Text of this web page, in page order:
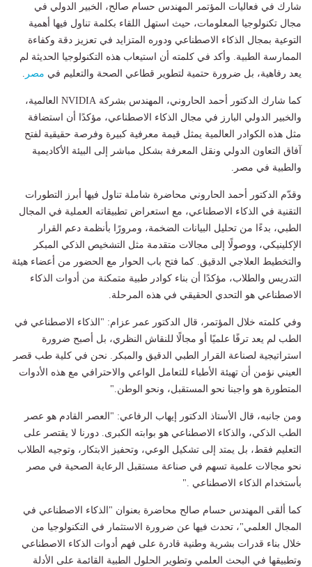
شارك في فعاليات المؤتمر المهندس حسام صالح، الخبير الدولي في
مجال تكنولوجيا المعلومات، حيث استهل اللقاء بكلمة تناول فيها أهمية
التوعية بمجال الذكاء الاصطناعي ودوره المتزايد في تعزيز دقة وكفاءة
الممارسة الطبية. وأكد في كلمته أن استيعاب هذه التكنولوجيا الحديثة لم
يعد رفاهية، بل ضرورة حتمية لتطوير قطاعي الصحة والتعليم في مصر .
كما شارك الدكتور أحمد الحاروني، المهندس بشركة NVIDIA العالمية،
والخبير الدولي البارز في مجال الذكاء الاصطناعي، مؤكدًا أن استضافة
مثل هذه الكوادر العالمية يمثل قيمة معرفية كبيرة وفرصة حقيقية لفتح
آفاق التعاون الدولي ونقل المعرفة بشكل مباشر إلى البيئة الأكاديمية
والطبية في مصر.
وقدّم الدكتور أحمد الحاروني محاضرة شاملة تناول فيها أبرز التطورات
التقنية في الذكاء الاصطناعي، مع استعراض تطبيقاته العملية في المجال
الطبي، بدءًا من تحليل البيانات الضخمة، ومرورًا بأنظمة دعم القرار
الإكلينيكي، ووصولًا إلى مجالات متقدمة مثل التشخيص الذكي المبكر
والتخطيط العلاجي الدقيق. كما فتح باب الحوار مع الحضور من أعضاء هيئة
التدريس والطلاب، مؤكدًا أن بناء كوادر طبية متمكنة من أدوات الذكاء
الاصطناعي هو التحدي الحقيقي في هذه المرحلة.
وفي كلمته خلال المؤتمر، قال الدكتور عمر عزام: "الذكاء الاصطناعي في
الطب لم يعد ترفًا علميًا أو مجالًا للنقاش النظري، بل أصبح ضرورة
استراتيجية لصناعة القرار الطبي الدقيق والمبكر. نحن في كلية طب قصر
العيني نؤمن أن تهيئة الأطباء للتعامل الواعي والاحترافي مع هذه الأدوات
المتطورة هو واجبنا نحو المستقبل، ونحو الوطن."
ومن جانبه، قال الأستاذ الدكتور إيهاب الرفاعي: "العصر القادم هو عصر
الطب الذكي، والذكاء الاصطناعي هو بوابته الكبرى. دورنا لا يقتصر على
التعليم فقط، بل يمتد إلى تشكيل الوعي، وتحفيز الابتكار، وتوجيه الطلاب
نحو مجالات علمية تسهم في صناعة مستقبل الرعاية الصحية في مصر
بأستخدام الذكاء الاصطناعي ."
كما ألقى المهندس حسام صالح محاضرة بعنوان "الذكاء الاصطناعي في
المجال العلمي"، تحدث فيها عن ضرورة الاستثمار في التكنولوجيا من
خلال بناء قدرات بشرية وطنية قادرة على فهم أدوات الذكاء الاصطناعي
وتطبيقها في البحث العلمي وتطوير الحلول الطبية القائمة على الأدلة